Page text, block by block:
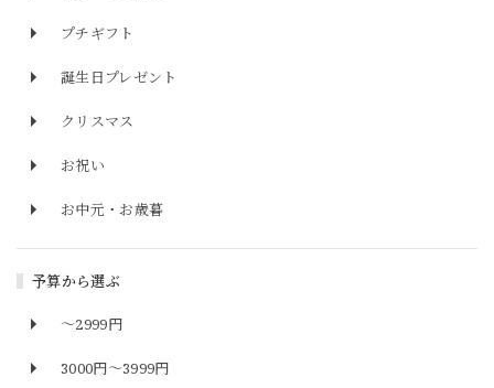
プチギフト
誕生日プレゼント
クリスマス
お祝い
お中元・お歳暮
予算から選ぶ
〜2999円
3000円〜3999円